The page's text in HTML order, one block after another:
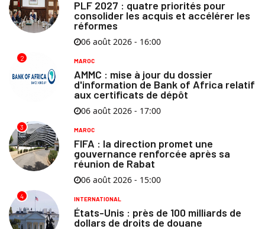
PLF 2027 : quatre priorités pour
consolider les acquis et accélérer les
réformes
06 août 2026 - 16:00
2 MAROC
AMMC : mise à jour du dossier
d'information de Bank of Africa relatif
aux certificats de dépôt
06 août 2026 - 17:00
3 MAROC
FIFA : la direction promet une
gouvernance renforcée après sa
réunion de Rabat
06 août 2026 - 15:00
4 INTERNATIONAL
États-Unis : près de 100 milliards de
dollars de droits de douane